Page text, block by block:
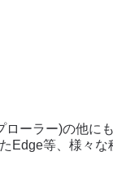
ーラー)の他に
Edge等、様々